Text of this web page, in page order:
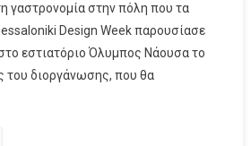
γαστρονομία στην πόλη που τα
Design Week παρουσίασε
εστιατόριο Όλυμπος Νάουσα το
του διοργάνωσης, που θα